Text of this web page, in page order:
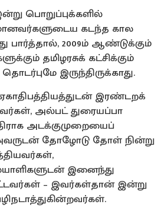
பொறுப்புக்களில்
கடந்த கால
2009ம் ஆண்டுக்கும்
தமிழரசுக் கட்சிக்கும்
இருந்திருக்காது.
இரண்டறக்
அல்பட் துரையப்பா
அடக்குமுறையைப்
தோழோடு தோள் நின்று
இனைந்து
– இவர்கள்தான் இன்று